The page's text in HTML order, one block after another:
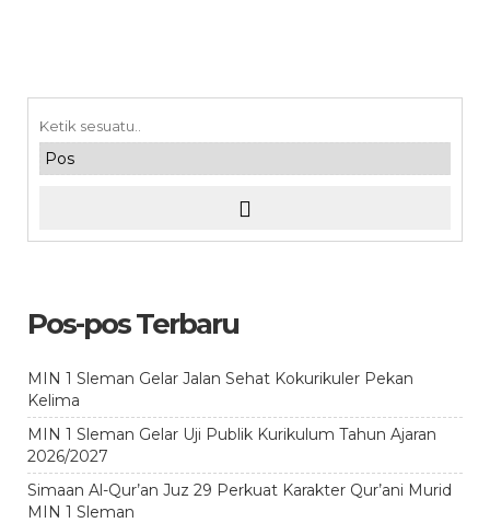
Pos-pos Terbaru
MIN 1 Sleman Gelar Jalan Sehat Kokurikuler Pekan
Kelima
MIN 1 Sleman Gelar Uji Publik Kurikulum Tahun Ajaran
2026/2027
Simaan Al-Qur’an Juz 29 Perkuat Karakter Qur’ani Murid
MIN 1 Sleman